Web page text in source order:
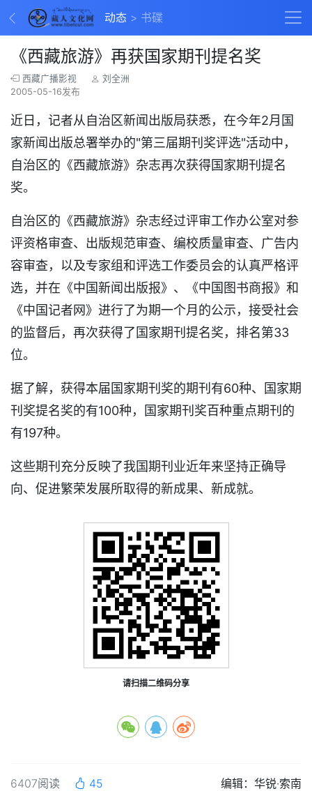
动态 书碟
《西藏旅游》再获国家期刊提名奖
西藏广播影视
刘全洲
2005-05-16发布
近日，记者从自治区新闻出版局获悉，在今年2月国
家新闻出版总署举办的"第三届期刊奖评选"活动中，
自治区的《西藏旅游》杂志再次获得国家期刊提名
奖。
自治区的《西藏旅游》杂志经过评审工作办公室对参
评资格审查、出版规范审查、编校质量审查、广告内
容审查，以及专家组和评选工作委员会的认真严格评
选，并在《中国新闻出版报》、《中国图书商报》和
《中国记者网》进行了为期一个月的公示，接受社会
的监督后，再次获得了国家期刊提名奖，排名第33
位。
据了解，获得本届国家期刊奖的期刊有60种、国家期
刊奖提名奖的有100种，国家期刊奖百种重点期刊的
有197种。
这些期刊充分反映了我国期刊业近年来坚持正确导
向、促进繁荣发展所取得的新成果、新成就。
请扫描二维码分享
6407阅读 45 编辑：华锐·索南